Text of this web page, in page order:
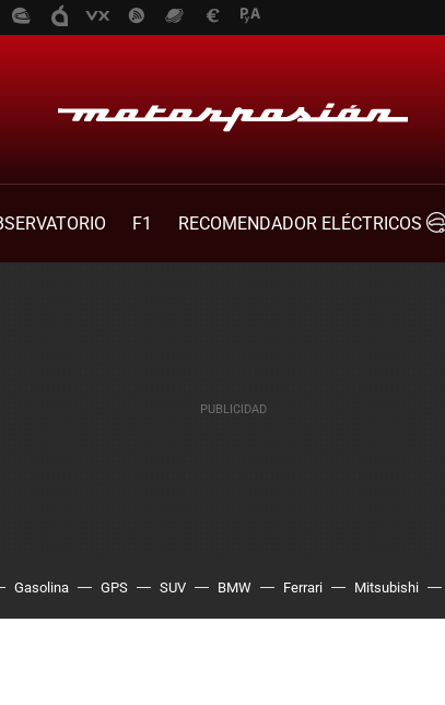
F1
RECOMENDADOR ELÉCTRICOS
Gasolina GPS SUV BMW Ferrari Mitsubishi